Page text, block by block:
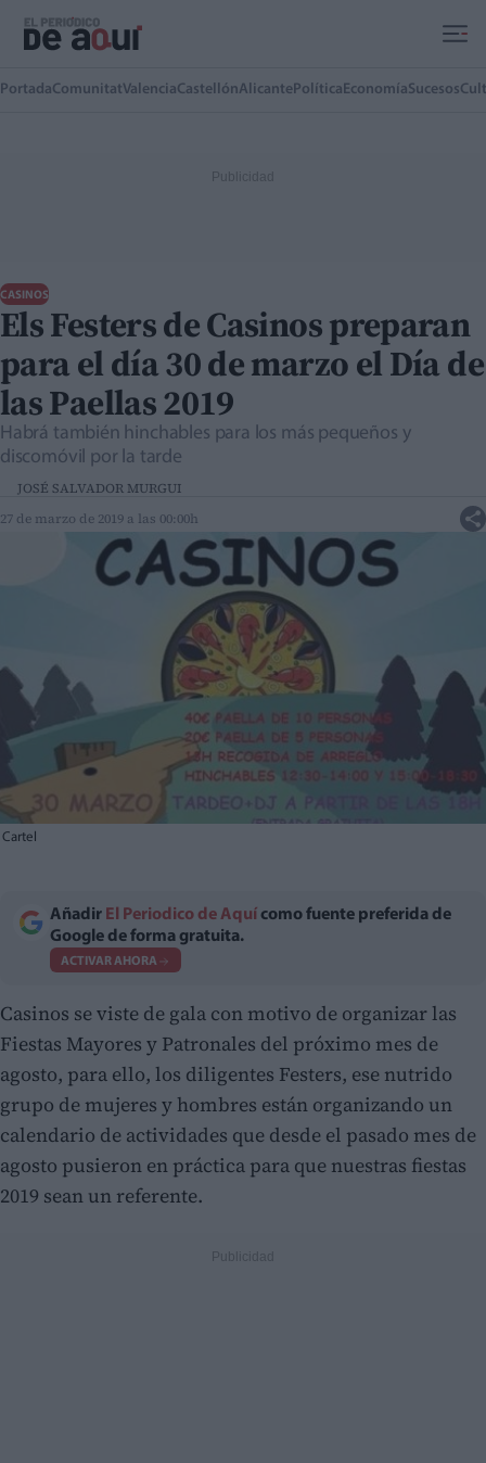
PortadaComunitatValenciaCastellónAlicante Política EconomíaSucesos
CASINOS
Els Festers de Casinos preparan
para el día 30 de marzo el Día de
las Paellas 2019
Habrá también hinchables para los más pequeños y
discomóvil por la tarde
JOSÉ SALVADOR MURGUI
27 de marzo de 2019 a las 00:00h
Cartel
Añadir El Periodico de Aquí como fuente preferida de
Google de forma gratuita.
ACTIVAR AHORA
Casinos se viste de gala con motivo de organizar las
Fiestas Mayores y Patronales del próximo mes de
agosto, para ello, los diligentes Festers, ese nutrido
grupo de mujeres y hombres están organizando un
calendario de actividades que desde el pasado mes de
agosto pusieron en práctica para que nuestras fiestas
2019 sean un referente.